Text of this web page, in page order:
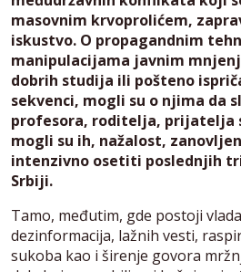
masovnim krvoprolićem,
iskustvo. O propagandnim
manipulacijama javnim
dobrih studija ili pošteno
sekvenci, mogli su o njima da
profesora, roditelja, prijatelja
mogli su ih, nažalost,
intenzivno osetiti poslednjih
Srbiji.
Tamo, međutim, gde postoji
dezinformacija, lažnih vesti,
sukoba kao i širenje govora